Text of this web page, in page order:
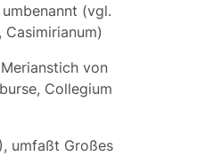
umbenannt (vgl.
Casimirianum)
von
, Collegium
umfaßt Großes